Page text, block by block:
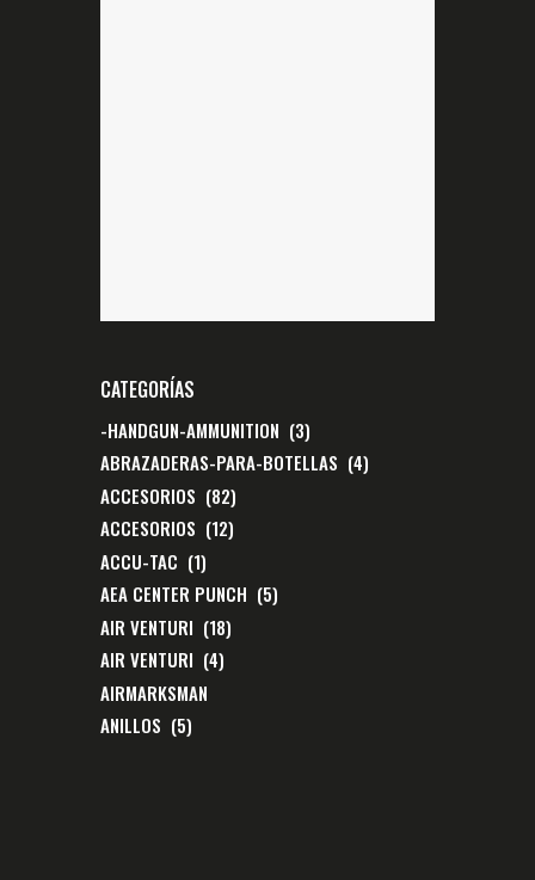
CATEGORÍAS
-HANDGUN-AMMUNITION (3)
ABRAZADERAS-PARA-BOTELLAS (4)
ACCESORIOS (82)
ACCESORIOS (12)
ACCU-TAC (1)
AEA CENTER PUNCH (5)
AIR VENTURI (18)
AIR VENTURI (4)
AIRMARKSMAN
ANILLOS (5)